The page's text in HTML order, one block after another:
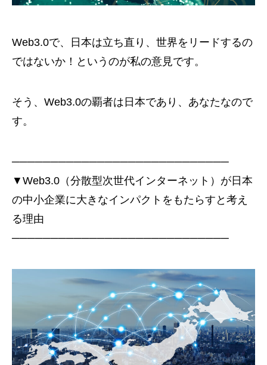
Web3.0で、日本は立ち直り、世界をリードするの
ではないか！というのが私の意見です。
そう、Web3.0の覇者は日本であり、あなたなので
す。
────────────────────────────
▼Web3.0（分散型次世代インターネット）が日本
の中小企業に大きなインパクトをもたらすと考え
る理由
────────────────────────────